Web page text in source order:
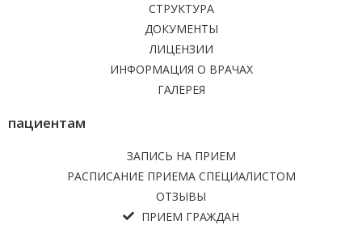
СТРУКТУРА
ДОКУМЕНТЫ
ЛИЦЕНЗИИ
ИНФОРМАЦИЯ О ВРАЧАХ
ГАЛЕРЕЯ
пациентам
ЗАПИСЬ НА ПРИЕМ
РАСПИСАНИЕ ПРИЕМА СПЕЦИАЛИСТОМ
ОТЗЫВЫ
ПРИЕМ ГРАЖДАН